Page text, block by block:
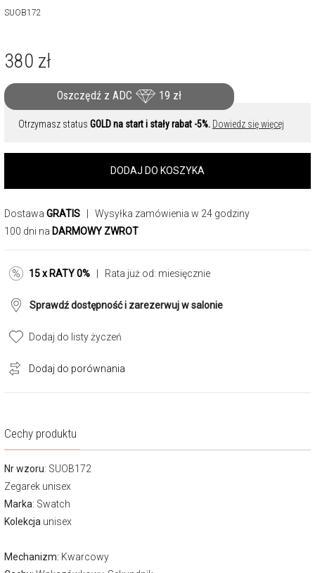
Cechy produktu
Nr wzoru: SUOB172
Zegarek unisex
Marka: Swatch
Kolekcja unisex
Mechanizm: Kwarcowy
SUOB172
380 zł
Oszczędź z ADC 19 zł
Otrzymasz status GOLD na start i stały rabat -5%. Dowiedz się więcej
DODAJ DO KOSZYKA
Dostawa GRATIS | Wysyłka zamówienia w 24 godziny
100 dni na DARMOWY ZWROT
15 x RATY 0% | Rata już od: miesięcznie
Sprawdź dostępność i zarezerwuj w salonie
Dodaj do listy życzeń
Dodaj do porównania